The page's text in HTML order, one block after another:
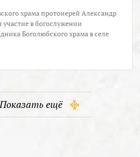
храма протоиерей Александр
в богослужении
Боголюбского храма в селе
ещё